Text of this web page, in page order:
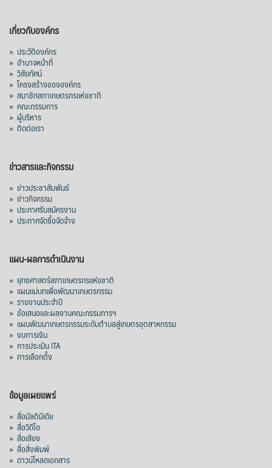
เกี่ยวกับองค์กร
» ประวัติองค์กร
» อำนาจหน้าที่
» วิสัยทัศน์
» โครงสร้างขององค์กร
» สมาชิกสภาเกษตรกรแห่งชาติ
» คณะกรรมการ
» ผู้บริหาร
» ติดต่อเรา
ข่าวสารและกิจกรรม
» ข่าวประชาสัมพันธ์
» ข่าวกิจกรรม
» ประกาศรับสมัครงาน
» ประกาศจัดซื้อจัดจ้าง
แผน-ผลการดำเนินงาน
» ยุทธศาสตร์สภาเกษตรกรแห่งชาติ
» แผนแม่บทเพื่อพัฒนาเกษตรกรรม
» รายงานประจำปี
» ข้อเสนอและผลงานคณะกรรมการฯ
» แผนพัฒนาเกษตรกรรมระดับตำบลสู่เกษตรอุตสาหกรรม
» งบการเงิน
» การประเมิน ITA
» การเลือกตั้ง
ข้อมูลเผยแพร่
» สื่อมัลติมีเดีย
» สื่อวิดีโอ
» สื่อเสียง
» สื่อสิ่งพิมพ์
» ดาวน์โหลดเอกสาร